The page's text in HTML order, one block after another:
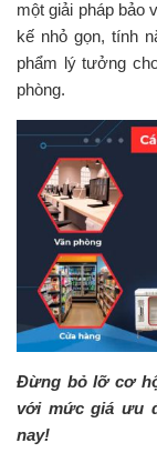
một giải pháp bảo
kế nhỏ gọn, tính
phẩm lý tưởng
phòng.
Đừng bỏ lỡ cơ
với mức giá ưu
nay!